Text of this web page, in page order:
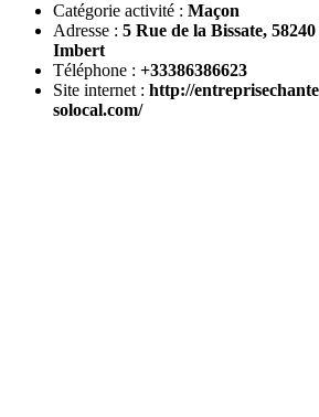
Catégorie activité : Maçon
Adresse : 5 Rue de la Bissate,
Imbert
Téléphone : +33386386623
Site internet : http://
solocal.com/